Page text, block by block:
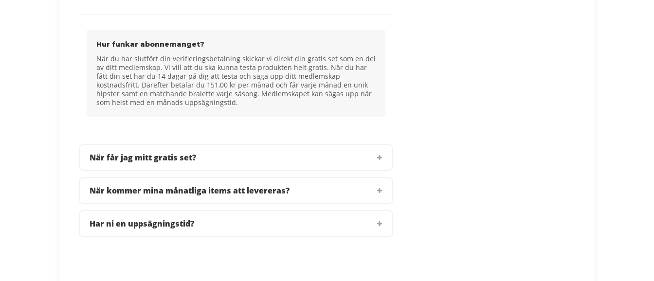
Hur funkar abonnemanget?
När du har slutfört din verifieringsbetalning skickar vi direkt din gratis set som en del
av ditt medlemskap. Vi vill att du ska kunna testa produkten helt gratis. När du har
fått din set har du 14 dagar på dig att testa och säga upp ditt medlemskap
kostnadsfritt. Därefter betalar du 151,00 kr per månad och får varje månad en unik
hipster samt en matchande bralette varje säsong. Medlemskapet kan sägas upp när
som helst med en månads uppsägningstid.
När får jag mitt gratis set?
När kommer mina månatliga items att levereras?
Har ni en uppsägningstid?